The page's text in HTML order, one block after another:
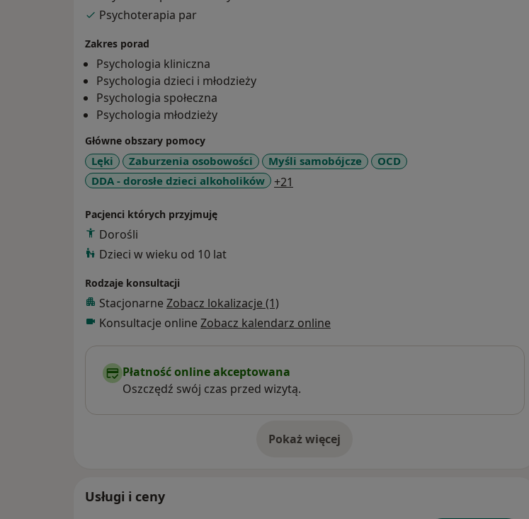
Psychoterapia par
Zakres porad
Psychologia kliniczna
Psychologia dzieci i młodzieży
Psychologia społeczna
Psychologia młodzieży
Główne obszary pomocy
Lęki Zaburzenia osobowości Myśli samobójcze
OCD
DDA - dorosłe dzieci alkoholików
+21
Pacjenci których przyjmuję
Dorośli
Dzieci w wieku od 10 lat
Rodzaje konsultacji
Stacjonarne Zobacz lokalizacje (1)
Konsultacje online Zobacz kalendarz online
Płatność online akceptowana
Oszczędź swój czas przed wizytą.
Pokaż więcejo doświadczeniu
Usługi i ceny